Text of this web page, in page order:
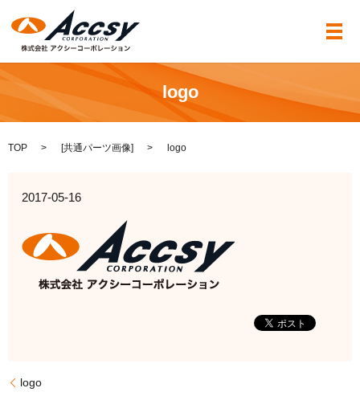
メ
logo
TOP [共通パーツ画像] logo
2017-05-16
logo